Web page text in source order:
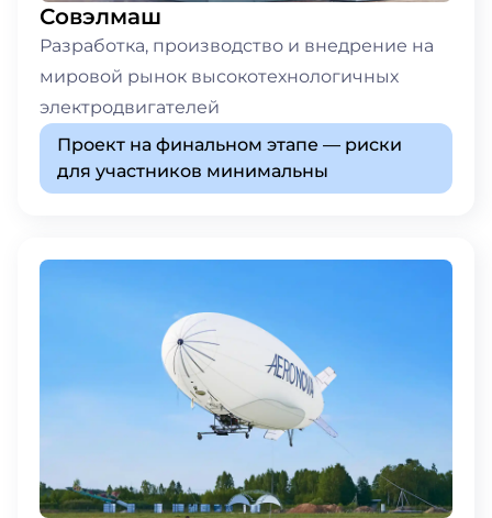
Совэлмаш
Разработка, производство и внедрение на
мировой рынок высокотехнологичных
электродвигателей
Проект на финальном этапе — риски
для участников минимальны